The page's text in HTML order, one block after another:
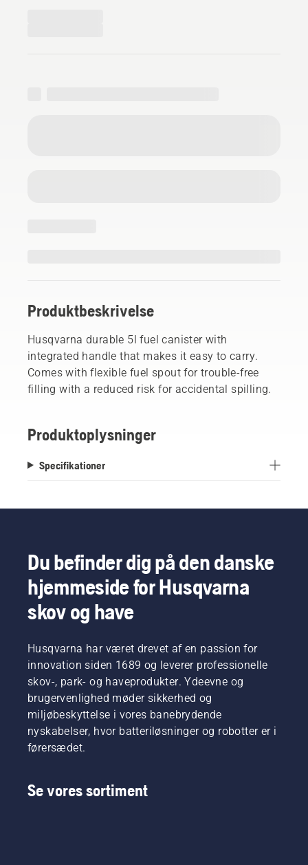
Produktbeskrivelse
Husqvarna durable 5l fuel canister with
integrated handle that makes it easy to carry.
Comes with flexible fuel spout for trouble-free
filling with a reduced risk for accidental spilling.
Produktoplysninger
Specifikationer
Du befinder dig på den danske
hjemmeside for Husqvarna
skov og have
Husqvarna har været drevet af en passion for
innovation siden 1689 og leverer professionelle
skov-, park- og haveprodukter. Ydeevne og
brugervenlighed møder sikkerhed og
miljøbeskyttelse i vores banebrydende
nyskabelser, hvor batteriløsninger og robotter er i
førersædet.
Se vores sortiment